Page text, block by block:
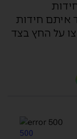
איתם חידות
על החץ בצד